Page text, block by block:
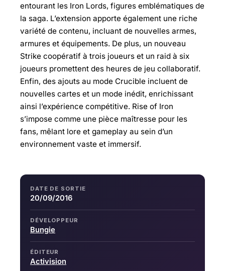
entourant les Iron Lords, figures emblématiques de
la saga. L’extension apporte également une riche
variété de contenu, incluant de nouvelles armes,
armures et équipements. De plus, un nouveau
Strike coopératif à trois joueurs et un raid à six
joueurs promettent des heures de jeu collaboratif.
Enfin, des ajouts au mode Crucible incluent de
nouvelles cartes et un mode inédit, enrichissant
ainsi l’expérience compétitive. Rise of Iron
s’impose comme une pièce maîtresse pour les
fans, mêlant lore et gameplay au sein d’un
environnement vaste et immersif.
DATE DE SORTIE
20/09/2016
DÉVELOPPEUR
Bungie
ÉDITEUR
Activision